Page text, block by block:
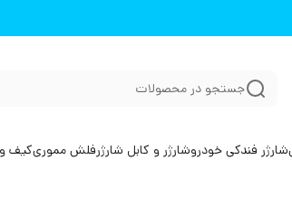
جستجو در محصولات
شارژر فندکی خودروشارژر و کابل شارژرفلش مموریکیف